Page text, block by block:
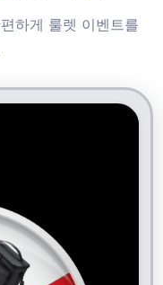
하게 룰렛 이벤트를